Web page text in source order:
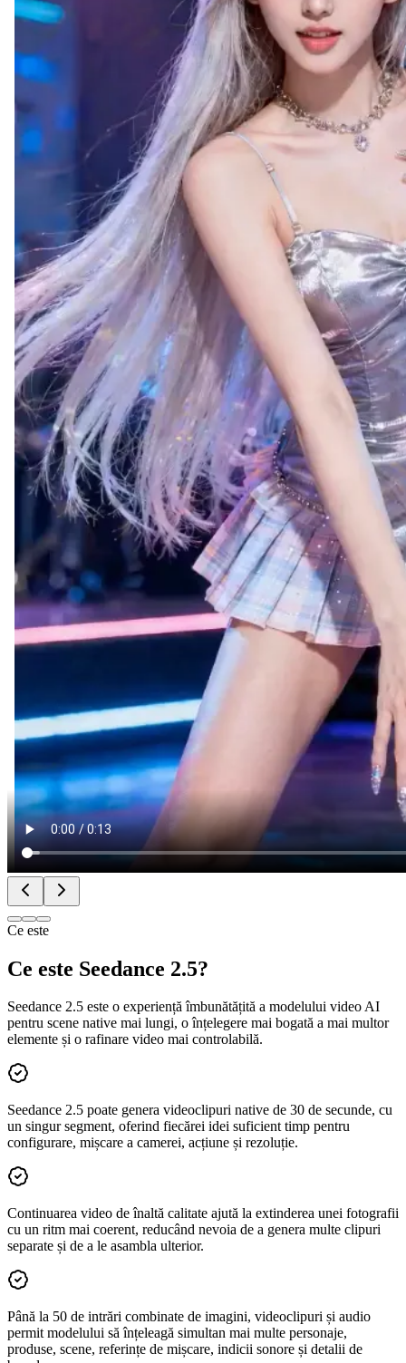
Ce este
Ce este Seedance 2.5?
Seedance 2.5 este o experiență îmbunătățită a modelului video AI
pentru scene native mai lungi, o înțelegere mai bogată a mai multor
elemente și o rafinare video mai controlabilă.
Seedance 2.5 poate genera videoclipuri native de 30 de secunde, cu
un singur segment, oferind fiecărei idei suficient timp pentru
configurare, mișcare a camerei, acțiune și rezoluție.
Continuarea video de înaltă calitate ajută la extinderea unei fotografii
cu un ritm mai coerent, reducând nevoia de a genera multe clipuri
separate și de a le asambla ulterior.
Până la 50 de intrări combinate de imagini, videoclipuri și audio
permit modelului să înțeleagă simultan mai multe personaje,
produse, scene, referințe de mișcare, indicii sonore și detalii de